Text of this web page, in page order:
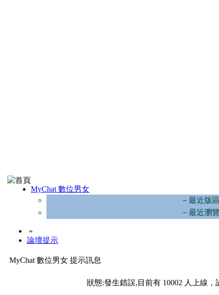
MyChat 數位男女
－最近版
－最近瀏
»
論壇提示
MyChat 數位男女 提示訊息
狀態:發生錯誤,目前有 10002 人上線